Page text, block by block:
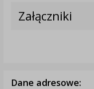
Załączniki
Dane adresowe: